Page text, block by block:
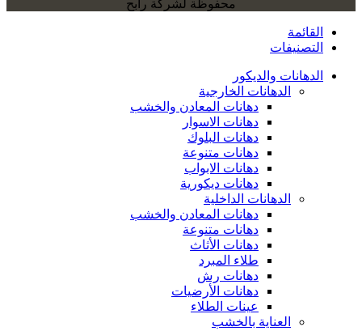
ﻣﺤﻔﻮﻇﺔ لشرﻛﺔ رابح
القائمة
التصنيفات
الدهانات والديكور
الدهانات الخارجية
دهانات المعادن والخشب
دهانات الاسوار
دهانات البلوك
دهانات متنوعة
دهانات الابواب
دهانات ديكورية
الدهانات الداخلية
دهانات المعادن والخشب
دهانات متنوعة
دهانات الأثاث
طلاء المبرد
دهانات رش
دهانات الأرضيات
عينات الطلاء
العناية بالخشب